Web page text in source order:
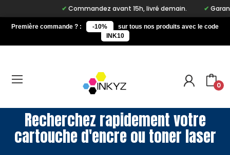
Commandez avant 15h, livré demain.
Première commande ? : -10%
sur tous nos produits avec le code
INK10
0
Recherchez rapidement votre
cartouche d'encre ou toner laser